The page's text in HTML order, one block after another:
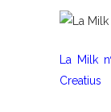
La Milk
Creatius